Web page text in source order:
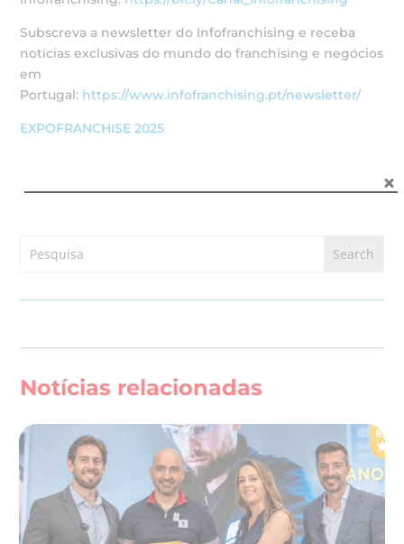
Subscreva a newsletter do Infofranchising e receba
notícias exclusivas do mundo do franchising e negócios
em
Portugal: https://www.infofranchising.pt/newsletter/
EXPOFRANCHISE 2025
Notícias relacionadas